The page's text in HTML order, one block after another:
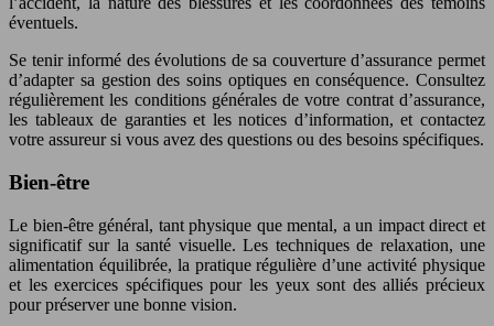
éventuels.
Se tenir informé des évolutions de sa couverture d’assurance permet
d’adapter sa gestion des soins optiques en conséquence. Consultez
régulièrement les conditions générales de votre contrat d’assurance,
les tableaux de garanties et les notices d’information, et contactez
votre assureur si vous avez des questions ou des besoins spécifiques.
Bien-être
Le bien-être général, tant physique que mental, a un impact direct et
significatif sur la santé visuelle. Les techniques de relaxation, une
alimentation équilibrée, la pratique régulière d’une activité physique
et les exercices spécifiques pour les yeux sont des alliés précieux
pour préserver une bonne vision.